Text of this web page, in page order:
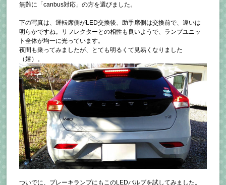
無難に「canbus対応」の方を選びました。
下の写真は、運転席側がLED交換後、助手席側は交換前で、違いは
明らかですね。リフレクターとの相性も良いようで、ランプユニッ
ト全体が均一に光っています。
夜間も乗ってみましたが、とても明るくて見易くなりました
（嬉）。
ついでに、ブレーキランプにもこのLEDバルブを試してみました。